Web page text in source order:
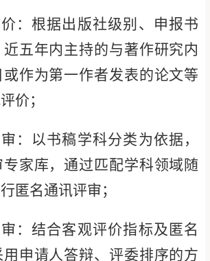
：根据出版社级别、申报书
五年内主持的与著作研究内
作为第一作者发表的论文等
价；
：以书稿学科分类为依据，
家库，通过匹配学科领域随
匿名通讯评审；
：结合客观评价指标及匿名
申请人答辩、评委排序的方